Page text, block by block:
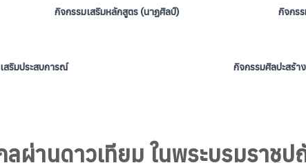
กิจกรรมเสริมหลักสูตร (นาฏศิลป์) กิจกร
สริมประสบการณ์ กิจกรรมศิลปะสร้า
ผ่านดาวเทียม ในพระบรมราชูป